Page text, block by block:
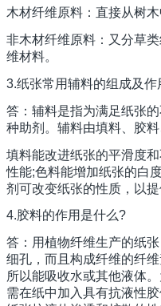
木材纤维原料：直接从树
非木材纤维原料：又分草
维材料。
3.纸张常用辅料的组成及作
答：辅料是指为满足纸张
种助剂。辅料由填料、胶
填料能改进纸张的平滑度
性能;色料能增加纸张的白
剂可改变纸张的性质，以
4.胶料的作用是什么?
答：用植物纤维生产的纸
细孔，而且构成纤维的纤
所以能吸收水或其他液体
需在纸中加入具有抗液性